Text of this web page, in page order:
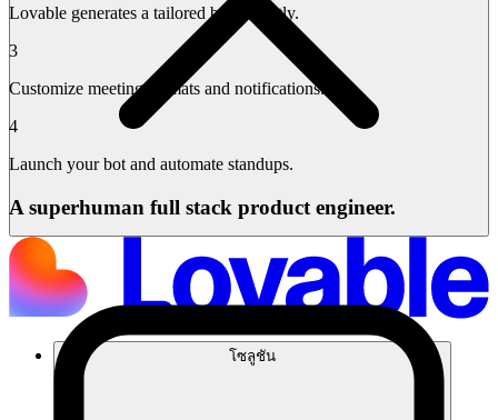
โซลูชัน
Lovable generates a tailored bot instantly.
3
Customize meeting formats and notifications.
4
Launch your bot and automate standups.
A superhuman full stack product engineer.